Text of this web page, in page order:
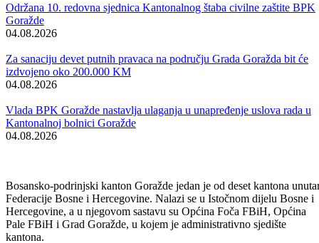
neophodno realizovati do 30 juna, prema nedavno potpisanom
Sporazumu između Vlade i uposlenika ove javne ustanove.
danas odobrenih sredstava bivšim usposlenicima isplati 18.395 KM,
uposlenicima koji su u radnom odnosu 26.742 KM, te 5.635 KM za
advokatske troškove.
Galerija